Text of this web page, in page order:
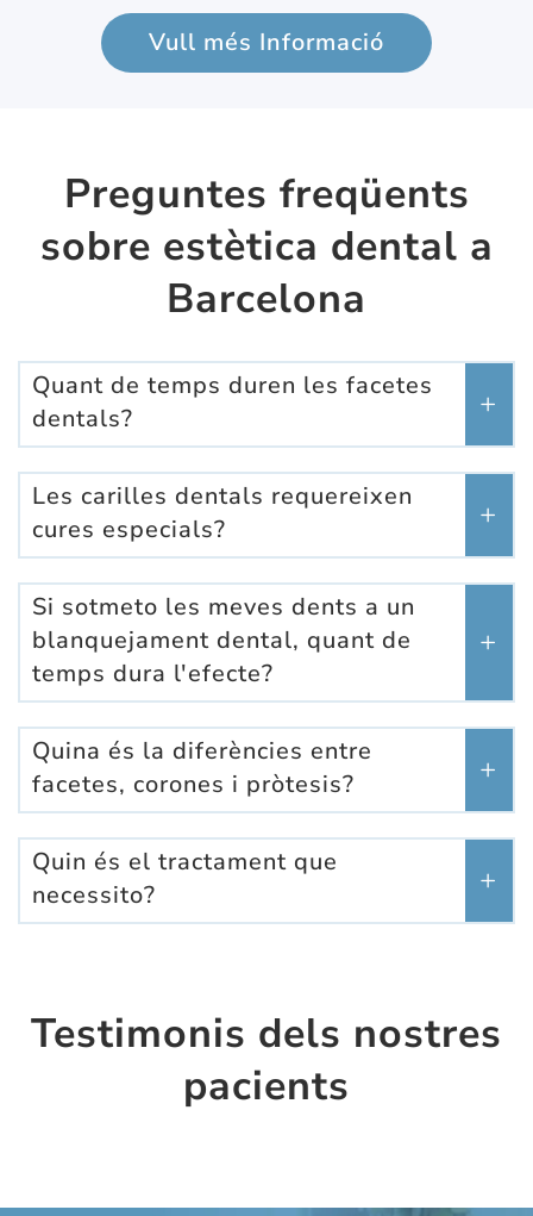
Vull més Informació
Preguntes freqüents
sobre estètica dental a
Barcelona
Quant de temps duren les facetes
dentals?
Les carilles dentals requereixen
cures especials?
Si sotmeto les meves dents a un
blanquejament dental, quant de
temps dura l'efecte?
Quina és la diferències entre
facetes, corones i pròtesis?
Quin és el tractament que
necessito?
Testimonis dels nostres
pacients